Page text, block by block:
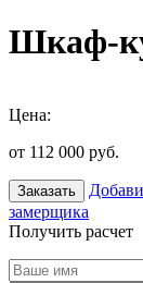
Шкаф-
Цена:
от 112 000 руб.
Заказать
замерщика
Получить расчет